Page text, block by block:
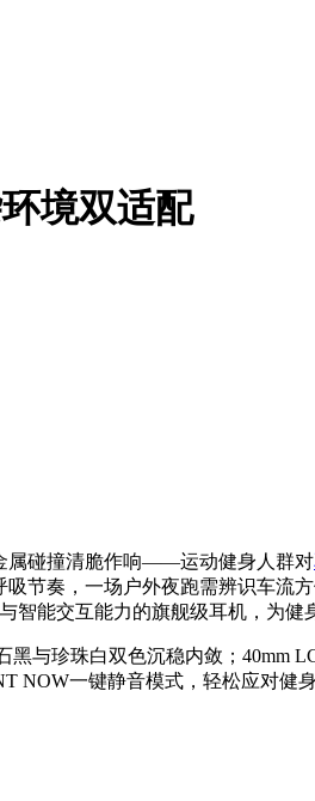
境双适配
属碰撞清脆作响——运动健身人群对
节奏，一场户外夜跑需辨识车流
能交互能力的旗舰级耳机，为
与珍珠白双色沉稳内敛；40mm
NOW一键静音模式，轻松应对健